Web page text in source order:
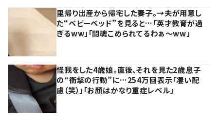
里帰り出産から帰宅した妻子。→夫が用意し
た“ベビーベッド”を見ると…「英才教育が過
ぎるww」「闘魂こめられてるわぁ～ww」
怪我をした4歳娘。直後、それを見た2歳息子
の“衝撃の行動”に…254万回表示「凄い配
慮（笑）」「お顔はかなり重症レベル」